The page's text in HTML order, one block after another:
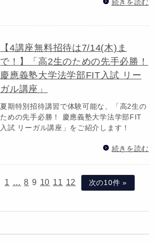
続きを読む
【4講座無料招待は7/14(木)ま
で！】「高2生のための先手必勝！
慶應義塾大学法学部FIT入試 リー
ガル講座」
夏期特別招待講習で体験可能な、「高2生の
ための先手必勝！ 慶應義塾大学法学部FIT
入試 リーガル講座」をご紹介します！
続きを読む
1 … 8 9 10 11 12 次の10件 »